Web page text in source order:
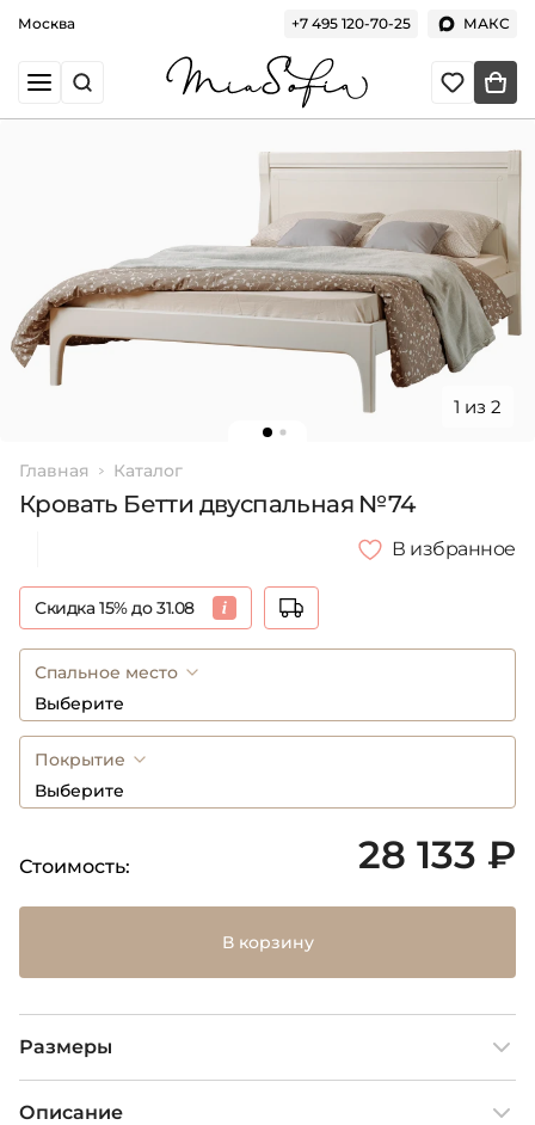
Москва +7 495 120-70-25 МАКС
1 из 2
Главная Каталог
Кровать Бетти двуспальная №74
В избранное
Скидка 15% до 31.08
Спальное место
Выберите
Покрытие
Выберите
Стоимость: 28 133 ₽
В корзину
Размеры
Описание